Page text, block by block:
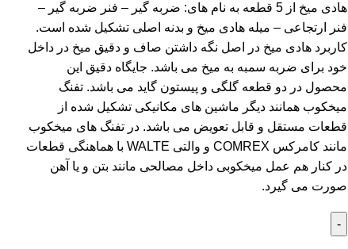
هادی میخ از 5 قطعه به نام های: ضربه گیر – فنر ضربه گیر –
فنر ارتجاعی – میله هادی میخ و بدنه اصلی تشکیل شده است.
کاربرد هادی میخ در اصل نگه داشتن صاف و دقیق میخ در داخل
خود برای ضربه سمبه به میخ می باشد. جایگاه دقیق این
محصول در دو قطعه گلگی و پیستون گاید می باشد. تفنگ
میخکوب همانند دیگر ماشین های مکانیکی تشکیل شده از
قطعات مستقل و قابل تعویض می باشد. در تفنگ های میخکوب
مانند کامرکس COMREX و والتی WALTE
با هماهنگی قطعات
در کنار هم عمل میخکوبی داخل مصالحی مانند بتن و یا آهن
صورت می گیرد.